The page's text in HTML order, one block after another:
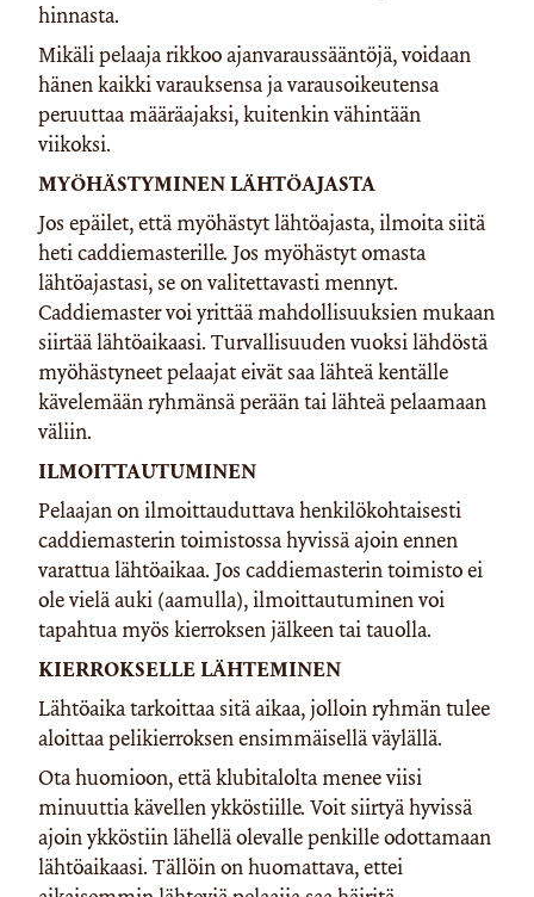
hinnasta.
Mikäli pelaaja rikkoo ajanvaraussääntöjä, voidaan
hänen kaikki varauksensa ja varausoikeutensa
peruuttaa määräajaksi, kuitenkin vähintään
viikoksi.
MYÖHÄSTYMINEN LÄHTÖAJASTA
Jos epäilet, että myöhästyt lähtöajasta, ilmoita siitä
heti caddiemasterille. Jos myöhästyt omasta
lähtöajastasi, se on valitettavasti mennyt.
Caddiemaster voi yrittää mahdollisuuksien mukaan
siirtää lähtöaikaasi. Turvallisuuden vuoksi lähdöstä
myöhästyneet pelaajat eivät saa lähteä kentälle
kävelemään ryhmänsä perään tai lähteä pelaamaan
väliin.
ILMOITTAUTUMINEN
Pelaajan on ilmoittauduttava henkilökohtaisesti
caddiemasterin toimistossa hyvissä ajoin ennen
varattua lähtöaikaa. Jos caddiemasterin toimisto ei
ole vielä auki (aamulla), ilmoittautuminen voi
tapahtua myös kierroksen jälkeen tai tauolla.
KIERROKSELLE LÄHTEMINEN
Lähtöaika tarkoittaa sitä aikaa, jolloin ryhmän tulee
aloittaa pelikierroksen ensimmäisellä väylällä.
Ota huomioon, että klubitalolta menee viisi
minuuttia kävellen ykköstiille. Voit siirtyä hyvissä
ajoin ykköstiin lähellä olevalle penkille odottamaan
lähtöaikaasi. Tällöin on huomattava, ettei